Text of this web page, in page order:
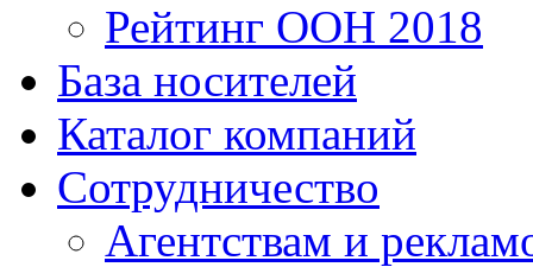
Рейтинг OOH 2018
База носителей
Каталог компаний
Сотрудничество
Агентствам и